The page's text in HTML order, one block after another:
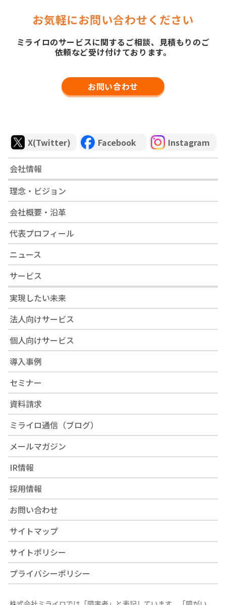
お気軽にお問い合わせください
ミライロのサービスに関するご相談、見積もりのご
依頼など受け付けております。
お問い合わせ
X(Twitter) Facebook Instagram
会社情報
理念・ビジョン
会社概要・沿革
代表プロフィール
ニュース
サービス
実現したい未来
法人向けサービス
個人向けサービス
導入事例
セミナー
資料請求
ミライロ通信（ブログ）
メールマガジン
IR情報
採用情報
お問い合わせ
サイトマップ
サイトポリシー
プライバシーポリシー